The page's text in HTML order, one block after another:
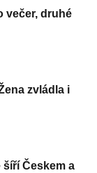
večer, druhé
zvládla i
Českem a